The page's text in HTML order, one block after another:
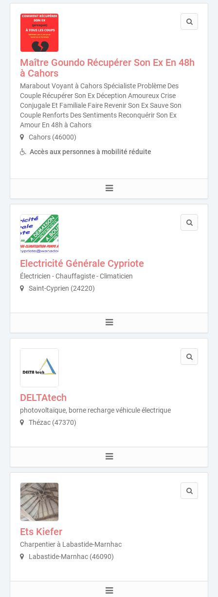
Maître Goundo Récupérer Son Ex En 48h
à Cahors
Marabout Voyant à Cahors Spécialiste Problème Des
Couple Récupérer Son Ex Déception Amoureux Crise
Conjugale Et Familiale Faire Revenir Son Ex Sauve Son
Couple Renforts Des Sentiments Reconquérir Son Ex
Amour En 48h à Cahors
Cahors (46000)
Accès aux personnes à mobilité réduite
Electricité Générale Cypriote
Électricien - Chauffagiste - Climaticien
Saint-Cyprien (24220)
DELTAtech
photovoltaïque, borne recharge véhicule électrique
Thézac (47370)
Ets Kiefer
Charpentier à Labastide-Marnhac
Labastide-Marnhac (46090)